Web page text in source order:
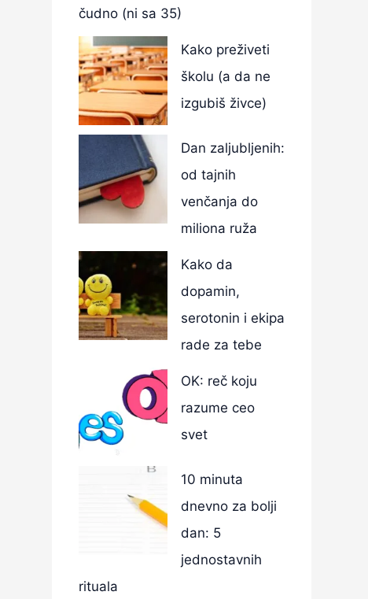
čudno (ni sa 35)
Kako preživeti
školu (a da ne
izgubiš živce)
Dan zaljubljenih:
od tajnih
venčanja do
miliona ruža
Kako da
dopamin,
serotonin i ekipa
rade za tebe
OK: reč koju
razume ceo
svet
10 minuta
dnevno za bolji
dan: 5
jednostavnih
rituala